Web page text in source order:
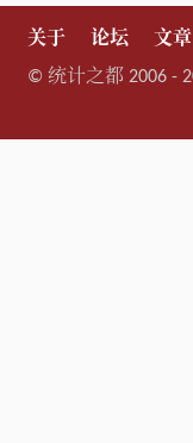
关于 论坛 文章
© 统计之都 2006 -